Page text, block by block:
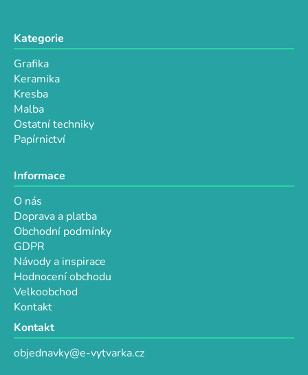
Kategorie
Grafika
Keramika
Kresba
Malba
Ostatní techniky
Papírnictví
Informace
O nás
Doprava a platba
Obchodní podmínky
GDPR
Návody a inspirace
Hodnocení obchodu
Velkoobchod
Kontakt
Kontakt
objednavky@e-vytvarka.cz